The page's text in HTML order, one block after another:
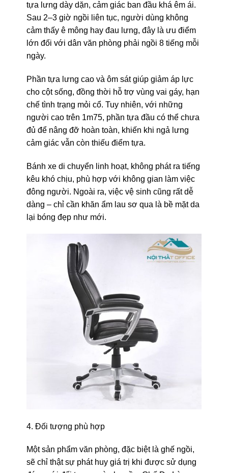
tựa lưng dày dặn, cảm giác ban đầu khá êm ái.
Sau 2–3 giờ ngồi liên tục, người dùng không
cảm thấy ê mông hay đau lưng, đây là ưu điểm
lớn đối với dân văn phòng phải ngồi 8 tiếng mỗi
ngày.
Phần tựa lưng cao và ôm sát giúp giảm áp lực
cho cột sống, đồng thời hỗ trợ vùng vai gáy, hạn
chế tình trạng mỏi cổ. Tuy nhiên, với những
người cao trên 1m75, phần tựa đầu có thể chưa
đủ để nâng đỡ hoàn toàn, khiến khi ngả lưng
cảm giác vẫn còn thiếu điểm tựa.
Bánh xe di chuyển linh hoạt, không phát ra tiếng
kêu khó chịu, phù hợp với không gian làm việc
đông người. Ngoài ra, việc vệ sinh cũng rất dễ
dàng – chỉ cần khăn ẩm lau sơ qua là bề mặt da
lại bóng đẹp như mới.
4. Đối tượng phù hợp
Một sản phẩm văn phòng, đặc biệt là ghế ngồi,
sẽ chỉ thật sự phát huy giá trị khi được sử dụng